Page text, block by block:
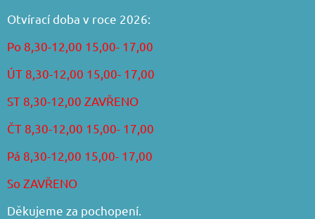
Otvírací doba v roce 2026:
Po 8,30-12,00 15,00- 17,00
ÚT 8,30-12,00 15,00- 17,00
ST 8,30-12,00 ZAVŘENO
ČT 8,30-12,00 15,00- 17,00
Pá 8,30-12,00 15,00- 17,00
So ZAVŘENO
Děkujeme za pochopení.